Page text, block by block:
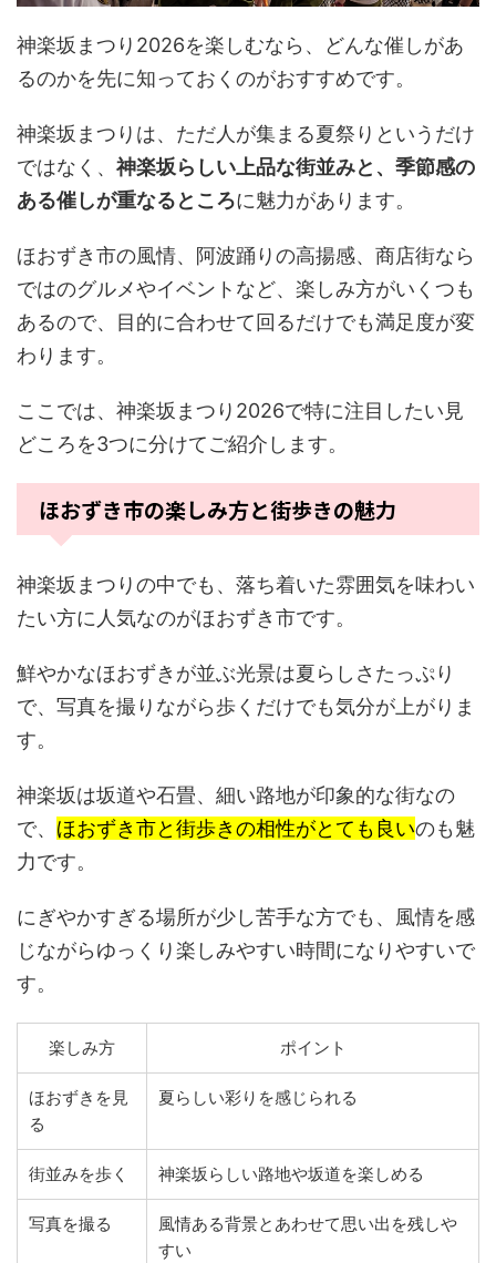
神楽坂まつり2026を楽しむなら、どんな催しがあ
るのかを先に知っておくのがおすすめです。
神楽坂まつりは、ただ人が集まる夏祭りというだけ
ではなく、 神楽坂らしい上品な街並みと、季節感の
ある催しが重なるところに魅力があります。
ほおずき市の風情、阿波踊りの高揚感、商店街なら
ではのグルメやイベントなど、楽しみ方がいくつも
あるので、目的に合わせて回るだけでも満足度が変
わります。
ここでは、神楽坂まつり2026で特に注目したい見
どころを3つに分けてご紹介します。
ほおずき市の楽しみ方と街歩きの魅力
神楽坂まつりの中でも、落ち着いた雰囲気を味わい
たい方に人気なのがほおずき市です。
鮮やかなほおずきが並ぶ光景は夏らしさたっぷり
で、写真を撮りながら歩くだけでも気分が上がりま
す。
神楽坂は坂道や石畳、細い路地が印象的な街なの
で、 ほおずき市と街歩きの相性がとても良いのも魅
力です。
にぎやかすぎる場所が少し苦手な方でも、風情を感
じながらゆっくり楽しみやすい時間になりやすいで
す。
楽しみ方 ポイント
ほおずきを見
る
夏らしい彩りを感じられる
街並みを歩く 神楽坂らしい路地や坂道を楽しめる
写真を撮る
風情ある背景とあわせて思い出を残しや
すい